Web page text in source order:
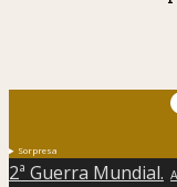
Sorpresa
2ª Guerra Mundial.